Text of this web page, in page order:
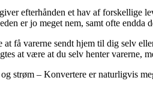
efterhånden et hav af forskellige
er jo meget nem, samt ofte
få varerne sendt hjem til dig selv
at være at du selv henter varerne,
strøm – Konvertere er naturligvis